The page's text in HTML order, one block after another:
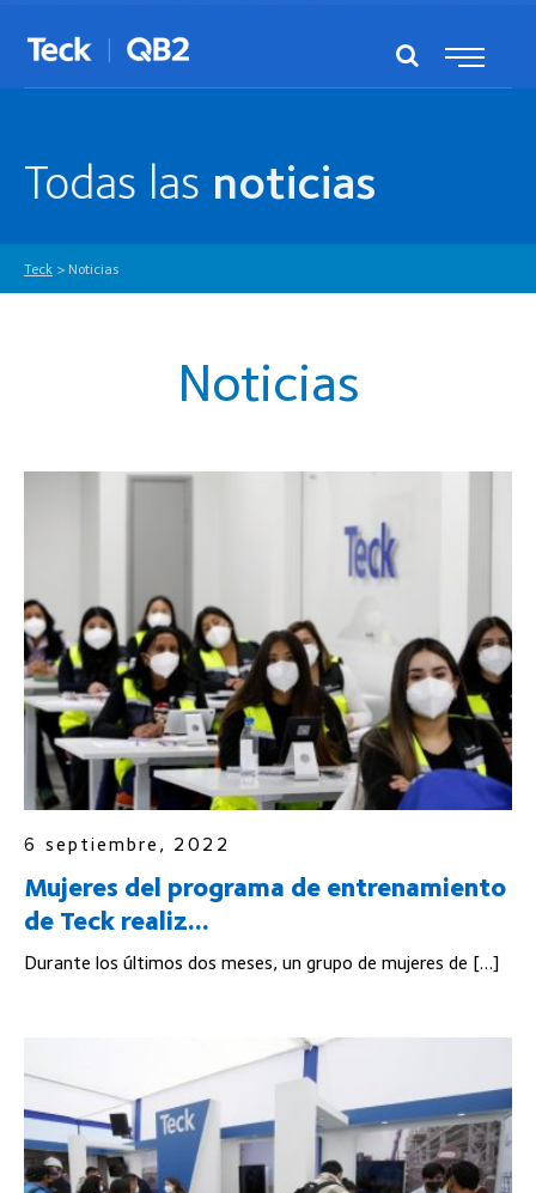
Todas las noticias
Teck > Noticias
Noticias
6 septiembre, 2022
Mujeres del programa de entrenamiento
de Teck realiz...
Durante los últimos dos meses, un grupo de mujeres de […]